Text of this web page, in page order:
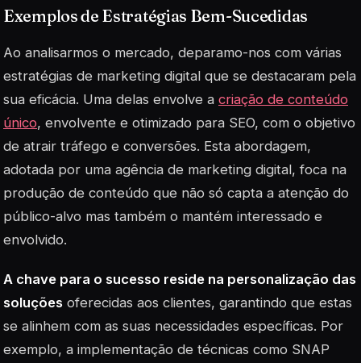
Exemplos de Estratégias Bem-Sucedidas
Ao analisarmos o mercado, deparamo-nos com várias
estratégias de marketing digital que se destacaram pela
sua eficácia. Uma delas envolve a criação de conteúdo
único, envolvente e otimizado para SEO, com o objetivo
de atrair tráfego e conversões. Esta abordagem,
adotada por uma agência de marketing digital, foca na
produção de conteúdo que não só capta a atenção do
público-alvo mas também o mantém interessado e
envolvido.
A chave para o sucesso reside na personalização das
soluções oferecidas aos clientes, garantindo que estas
se alinhem com as suas necessidades específicas. Por
exemplo, a implementação de técnicas como SNAP